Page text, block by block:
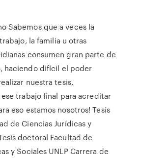
Sabemos que a veces la
la familia u otras
consumen gran parte de
haciendo difícil el poder
nuestra tesis,
trabajo final para acreditar
eso estamos nosotros! Tesis
de Ciencias Jurídicas y
doctoral Facultad de
y Sociales UNLP Carrera de